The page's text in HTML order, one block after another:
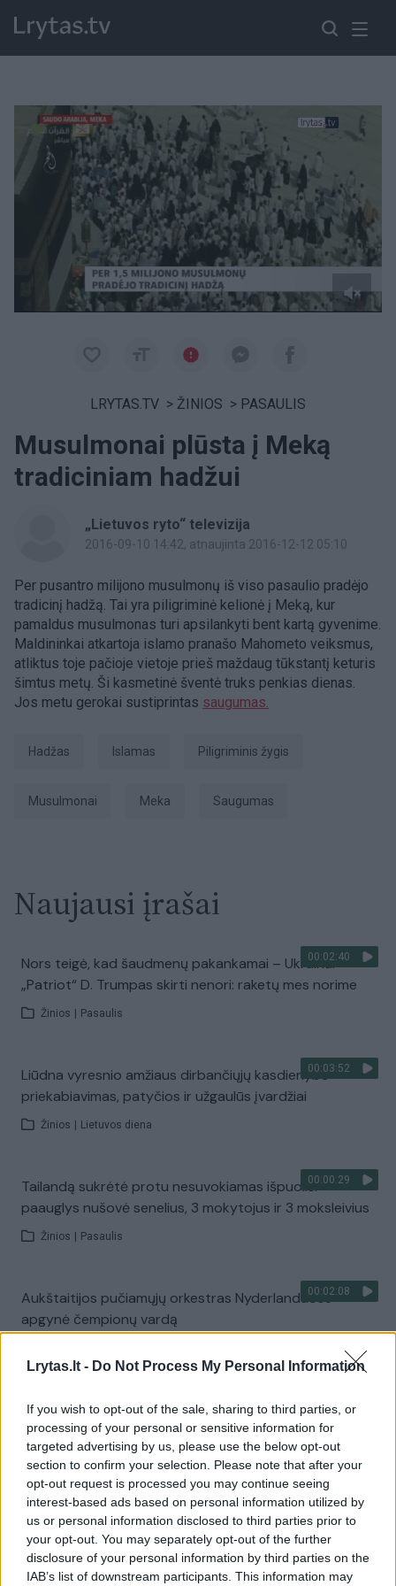
Lrytas.lt - Do Not Process My Personal Information
If you wish to opt-out of the sale, sharing to third parties, or
processing of your personal or sensitive information for
targeted advertising by us, please use the below opt-out
section to confirm your selection. Please note that after your
opt-out request is processed you may continue seeing
interest-based ads based on personal information utilized by
us or personal information disclosed to third parties prior to
your opt-out. You may separately opt-out of the further
disclosure of your personal information by third parties on the
IAB’s list of downstream participants. This information may
Paremkite Ukrainą
LRYTAS.TV > ŽINIOS > PASAULIS
Musulmonai plūsta į Meką
tradiciniam hadžui
„Lietuvos ryto“ televizija
2016-09-10 14:42, atnaujinta 2016-12-12 05:10
Per pusantro milijono musulmonų iš viso pasaulio pradėjo
tradicinį hadžą. Tai yra piligriminė kelionė į Meką, kur
pamaldus musulmonas turi apsilankyti bent kartą gyvenime.
Maldininkai atkartoja islamo pranašo Mahometo veiksmus,
atliktus toje pačioje vietoje prieš maždaug tūkstantį keturis
šimtus metų. Ši kasmetinė šventė truks penkias dienas.
Jos metu gerokai sustiprintas saugumas.
hadžas Islamas piligriminis žygis
musulmonai Meka Saugumas
Naujausi įrašai
00:02:40
Nors teigė, kad šaudmenų pakankamai – Ukrainai
„Patriot“ D. Trumpas skirti nenori: raketų mes norime
Žinios Pasaulis
00:03:52
Liūdna vyresnio amžiaus dirbančiųjų kasdienybė –
priekabiavimas, patyčios ir užgaulūs įvardžiai
Žinios Lietuvos diena
00:00:29
Tailandą sukrėtė protu nesuvokiamas išpuolis:
paauglys nušovė senelius, 3 mokytojus ir 3 moksleivius
Žinios Pasaulis
00:02:08
Aukštaitijos pučiamųjų orkestras Nyderlanduose
apgynė čempionų vardą
Visi įrašai
Žiūrimiausi įrašai
Vaizdai iš tragiškos avarijos Vilniaus r.: dviejų moterų ir
vaiko gyvybių išgelbėti nepavyko